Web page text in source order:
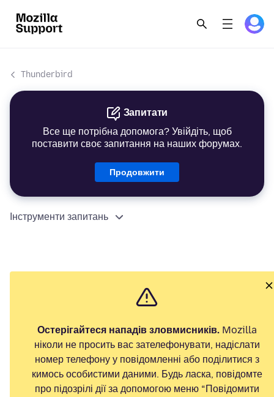
Thunderbird
Запитати
Все ще потрібна допомога? Увійдіть, щоб
поставити своє запитання на наших форумах.
Продовжити
Інструменти запитань
Остерігайтеся нападів зловмисників.Mozilla
ніколи не просить вас зателефонувати, надіслати
номер телефону у повідомленні або поділитися з
кимось особистими даними. Будь ласка, повідомте
про підозрілі дії за допомогою меню “Повідомити